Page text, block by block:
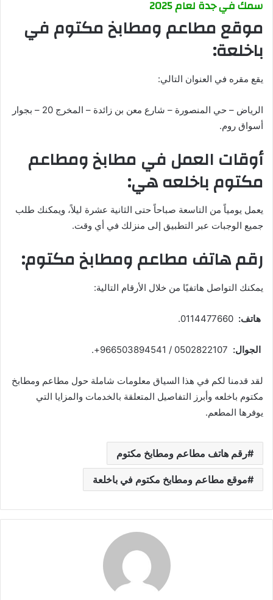
سمك في جدة لعام 2025
موقع مطاعم ومطابخ مكتوم في
باخلعة:
يقع مقره في العنوان التالي:
الرياض – حي المنصورة – شارع معن بن زائدة – المخرج 20 – بجوار
أسواق روم.
أوقات العمل في مطابخ ومطاعم
مكتوم باخلعه هي:
يعمل يومياً من التاسعة صباحاً حتى الثانية عشرة ليلاً، ويمكنك طلب
جميع الوجبات عبر التطبيق إلى منزلك في أي وقت.
رقم هاتف مطاعم ومطابخ مكتوم:
يمكنك التواصل هاتفيًا من خلال الأرقام التالية:
هاتف:
الجوال:
لقد قدمنا لكم في هذا السياق معلومات شاملة حول مطاعم ومطابخ
مكتوم باخلعه وأبرز التفاصيل المتعلقة بالخدمات والمزايا التي
يوفرها المطعم.
رقم هاتف مطاعم ومطابخ مكتوم
موقع مطاعم ومطابخ مكتوم في باخلعة